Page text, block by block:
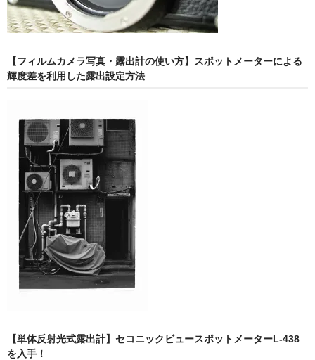
【フィルムカメラ写真・露出計の使い方】スポットメーターによる
輝度差を利用した露出設定方法
【単体反射光式露出計】セコニックビュースポットメーターL-438
を入手！